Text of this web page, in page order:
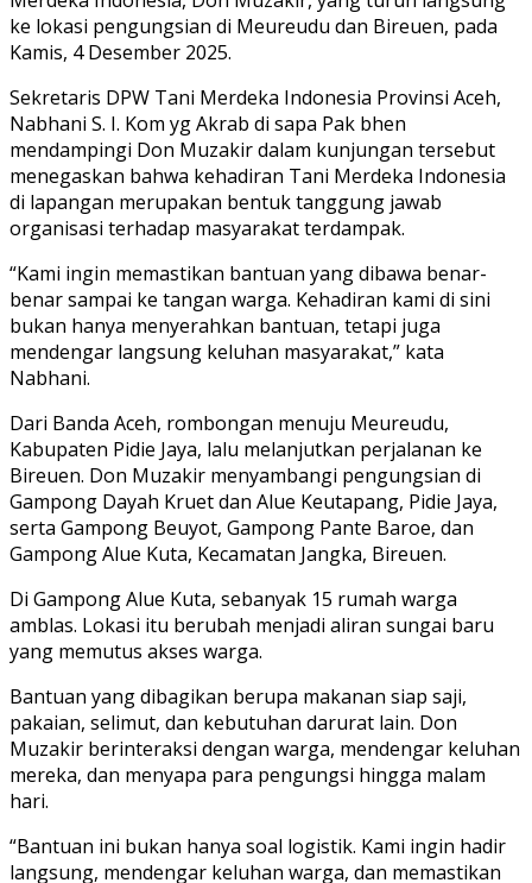
ke lokasi pengungsian di Meureudu dan Bireuen, pada
Kamis, 4 Desember 2025.
Sekretaris DPW Tani Merdeka Indonesia Provinsi Aceh,
Nabhani S. I. Kom yg Akrab di sapa Pak bhen
mendampingi Don Muzakir dalam kunjungan tersebut
menegaskan bahwa kehadiran Tani Merdeka Indonesia
di lapangan merupakan bentuk tanggung jawab
organisasi terhadap masyarakat terdampak.
“Kami ingin memastikan bantuan yang dibawa benar-
benar sampai ke tangan warga. Kehadiran kami di sini
bukan hanya menyerahkan bantuan, tetapi juga
mendengar langsung keluhan masyarakat,” kata
Nabhani.
Dari Banda Aceh, rombongan menuju Meureudu,
Kabupaten Pidie Jaya, lalu melanjutkan perjalanan ke
Bireuen. Don Muzakir menyambangi pengungsian di
Gampong Dayah Kruet dan Alue Keutapang, Pidie Jaya,
serta Gampong Beuyot, Gampong Pante Baroe, dan
Gampong Alue Kuta, Kecamatan Jangka, Bireuen.
Di Gampong Alue Kuta, sebanyak 15 rumah warga
amblas. Lokasi itu berubah menjadi aliran sungai baru
yang memutus akses warga.
Bantuan yang dibagikan berupa makanan siap saji,
pakaian, selimut, dan kebutuhan darurat lain. Don
Muzakir berinteraksi dengan warga, mendengar keluhan
mereka, dan menyapa para pengungsi hingga malam
hari.
“Bantuan ini bukan hanya soal logistik. Kami ingin hadir
langsung, mendengar keluhan warga, dan memastikan